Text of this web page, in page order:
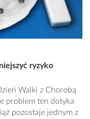
ryzyko
Walki z Chorobą
problem ten dotyka
pozostaje jednym z